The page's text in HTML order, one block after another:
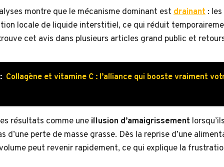
montre que le mécanisme dominant est drainant :
locale de liquide interstitiel, ce qui réduit
cet avis dans plusieurs articles grand public et
Collagène et vitamine C : l’alliance qui booste vraiment
résultats comme une illusion d’amaigrissement
d’une perte de masse grasse. Dès la reprise d’une
peut revenir rapidement, ce qui explique la